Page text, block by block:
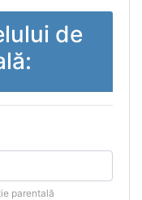
de
parentală